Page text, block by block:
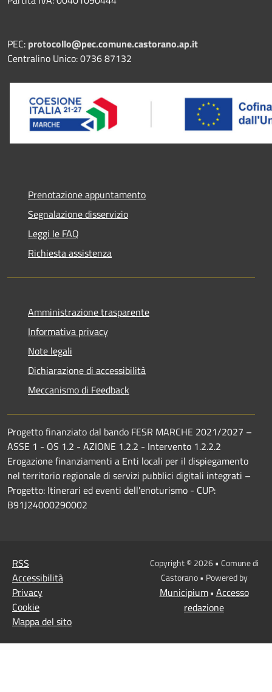
PEC: protocollo@pec.comune.castorano.ap.it
Centralino Unico: 0736 87132
Prenotazione appuntamento
Segnalazione disservizio
Leggi le FAQ
Richiesta assistenza
Amministrazione trasparente
Informativa privacy
Note legali
Dichiarazione di accessibilità
Meccanismo di Feedback
Progetto finanziato dal bando FESR MARCHE 2021/2027 –
ASSE 1 - OS 1.2 - AZIONE 1.2.2 - Intervento 1.2.2.2
Erogazione finanziamenti a Enti locali per il dispiegamento
nel territorio regionale di servizi pubblici digitali integrati –
Progetto: Itinerari ed eventi dell'enoturismo - CUP:
B91J24000290002
RSS
Accessibilità
Privacy
Cookie
Mappa del sito
Copyright © 2026 • Comune di
Castorano • Powered by
Municipium• Accesso
redazione